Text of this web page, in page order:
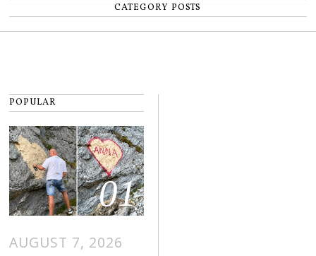
CATEGORY POSTS
POPULAR
01
AUGUST 7, 2026